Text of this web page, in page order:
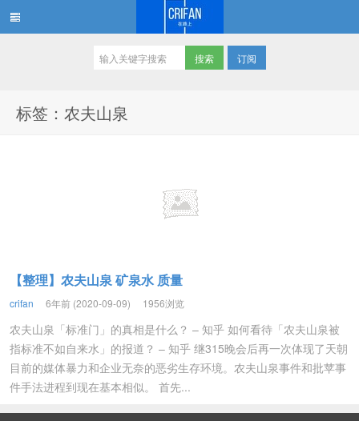
订阅
标签：农夫山泉
【整理】农夫山泉 矿泉水 质量
crifan 6年前 (2020-09-09) 1956浏览
农夫山泉「标准门」的真相是什么？ – 知乎 如何看待「农夫山泉被
指标准不如自来水」的报道？ – 知乎 继315晚会后再一次体现了天朝
目前的媒体暴力和企业无奈的恶劣生存环境。农夫山泉事件和批苹事
件手法进程到现在基本相似。 首先...